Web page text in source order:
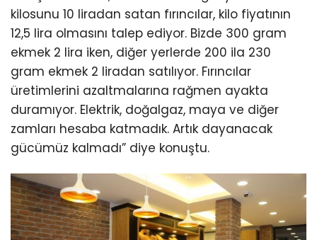
kilosunu 10 liradan satan fırıncılar, kilo fiyatının
12,5 lira olmasını talep ediyor. Bizde 300 gram
ekmek 2 lira iken, diğer yerlerde 200 ila 230
gram ekmek 2 liradan satılıyor. Fırıncılar
üretimlerini azaltmalarına rağmen ayakta
duramıyor. Elektrik, doğalgaz, maya ve diğer
zamları hesaba katmadık. Artık dayanacak
gücümüz kalmadı” diye konuştu.